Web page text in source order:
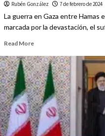
Rubén González 7 de febrero de 2024
La guerra en Gaza entre Hamas
marcada por la devastación, el
Read More